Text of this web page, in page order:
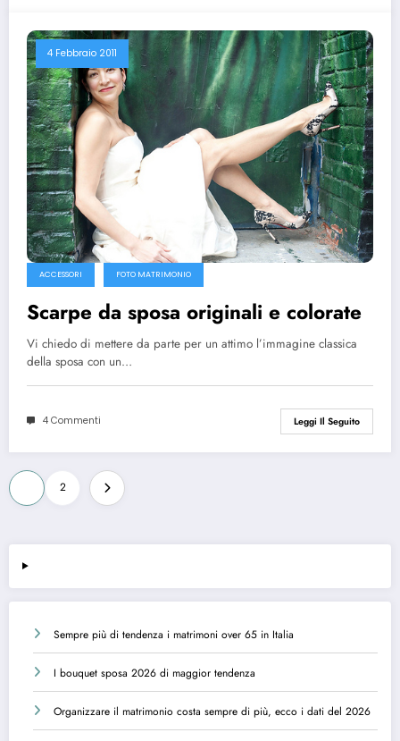
4 Febbraio 2011
ACCESSORI FOTO MATRIMONIO
Scarpe da sposa originali e colorate
Vi chiedo di mettere da parte per un attimo l’immagine classica
della sposa con un…
4 Commenti Leggi Il Seguito
Paginazione
degli
articoli
2
Sempre più di tendenza i matrimoni over 65 in Italia
I bouquet sposa 2026 di maggior tendenza
Organizzare il matrimonio costa sempre di più, ecco i dati del 2026